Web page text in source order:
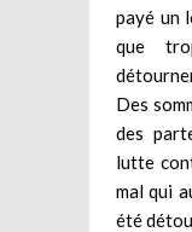
payé un
que
Des
des
lutte
mal qui
été